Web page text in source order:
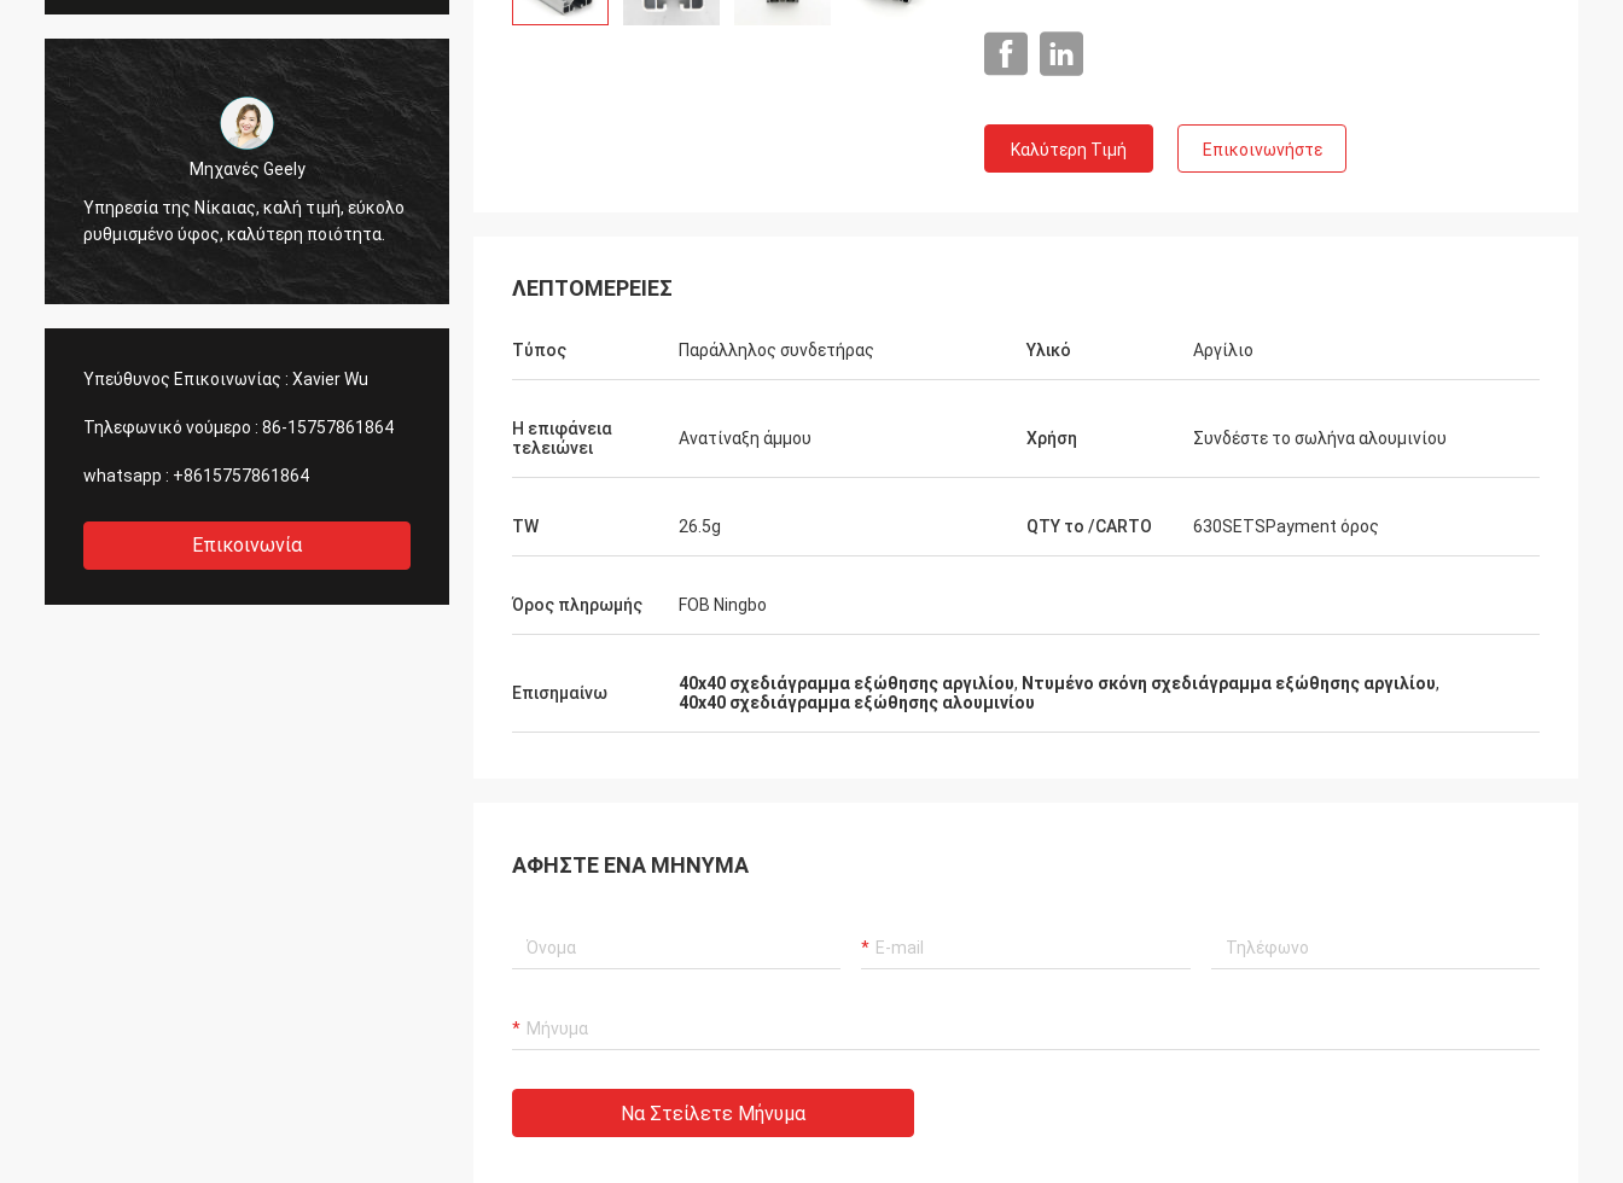
Thinh-Βιετνάμ
Γεια, johnson, παρακαλώ τακτοποιήστε
12000 μέτρα 2808 αδύνατος σωλήνας,
χρώμα ελεφαντόδοντου.
Υπεύθυνος Επικοινωνίας : Xavier Wu
Τηλεφωνικό νούμερο : 86-15757861864
whatsapp : +8615757861864
Επικοινωνία
Καλύτερη Τιμή Επικοινωνήστε
ΛΕΠΤΟΜΈΡΕΙΕΣ
Τύπος Παράλληλος συνδετήρας Υλικό Αργίλιο
Η επιφάνεια
τελειώνει
Ανατίναξη άμμου Χρήση Συνδέστε το σωλήνα αλουμινίου
TW 26.5g QTY το /CARTO 630SETSPayment όρος
Όρος πληρωμής FOB Ningbo
Επισημαίνω 40x40 σχεδιάγραμμα εξώθησης αργιλίου, Ντυμένο σκόνη σχεδιάγραμμα εξώθησης αργιλίου,
40x40 σχεδιάγραμμα εξώθησης αλουμινίου
ΑΦΉΣΤΕ ΈΝΑ ΜΉΝΥΜΑ
Να Στείλετε Μήνυμα